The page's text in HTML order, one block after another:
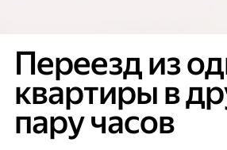
Переезд из
квартиры в
пару часов